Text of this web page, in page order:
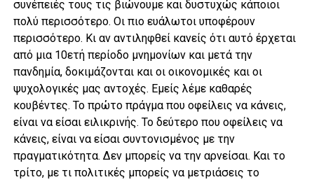
συνέπειές τους τις βιώνουμε και δυστυχώς κάποιοι
πολύ περισσότερο. Οι πιο ευάλωτοι υποφέρουν
περισσότερο. Κι αν αντιληφθεί κανείς ότι αυτό έρχεται
από μια 10ετή περίοδο μνημονίων και μετά την
πανδημία, δοκιμάζονται και οι οικονομικές και οι
ψυχολογικές μας αντοχές. Εμείς λέμε καθαρές
κουβέντες. Το πρώτο πράγμα που οφείλεις να κάνεις,
είναι να είσαι ειλικρινής. Το δεύτερο που οφείλεις να
κάνεις, είναι να είσαι συντονισμένος με την
πραγματικότητα. Δεν μπορείς να την αρνείσαι. Και το
τρίτο, με τι πολιτικές μπορείς να μετριάσεις το